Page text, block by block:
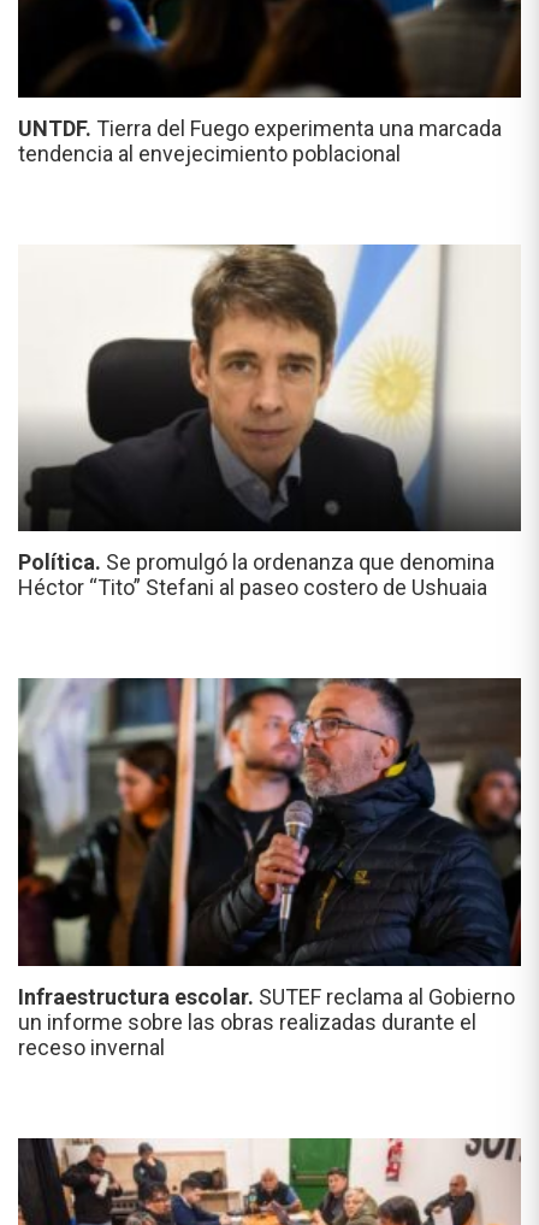
UNTDF. Tierra del Fuego experimenta una marcada
tendencia al envejecimiento poblacional
Política. Se promulgó la ordenanza que denomina
Héctor “Tito” Stefani al paseo costero de Ushuaia
Infraestructura escolar. SUTEF reclama al Gobierno
un informe sobre las obras realizadas durante el
receso invernal